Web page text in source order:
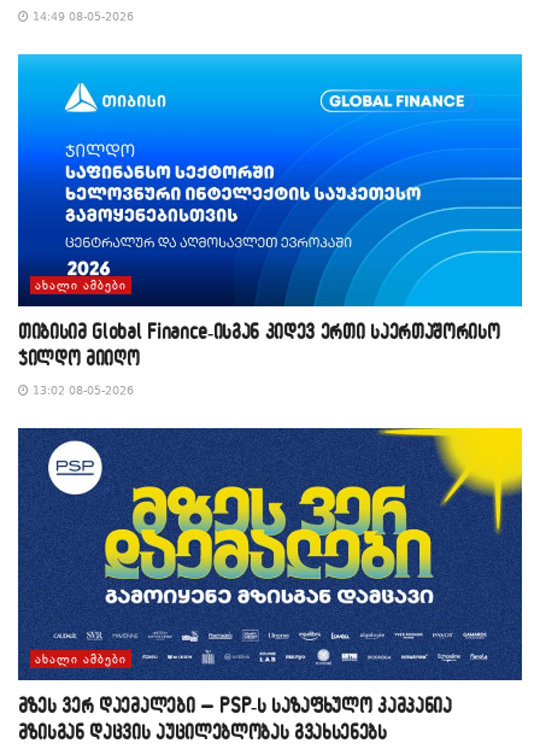
14:49 08-05-2026
ᲐᲮᲐᲚᲘ ᲐᲛᲑᲔᲑᲘ
თიბისიმ Global Finance-ისგან კიდევ ერთი საერთაშორისო
ჯილდო მიიღო
13:02 08-05-2026
ᲐᲮᲐᲚᲘ ᲐᲛᲑᲔᲑᲘ
მზეს ვერ დაემალები – PSP-ს საზაფხულო კამპანია
მზისგან დაცვის აუცილებლობას გვახსენებს